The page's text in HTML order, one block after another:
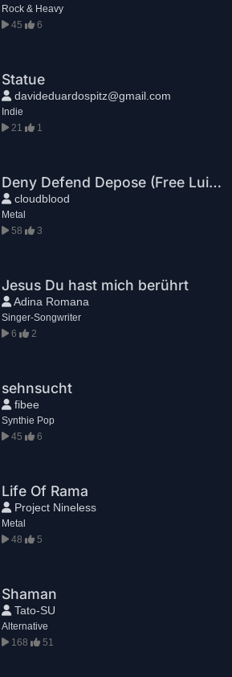
Rock & Heavy
45
6
Statue
davideduardospitz@gmail.com
Indie
21
1
Deny Defend Depose (Free Luigi)
cloudblood
Metal
58
3
Jesus Du hast mich berührt
Adina Romana
Singer-Songwriter
6
2
sehnsucht
fibee
Synthie Pop
45
6
Life Of Rama
Project Nineless
Metal
48
5
Shaman
Tato-SU
Alternative
168
51